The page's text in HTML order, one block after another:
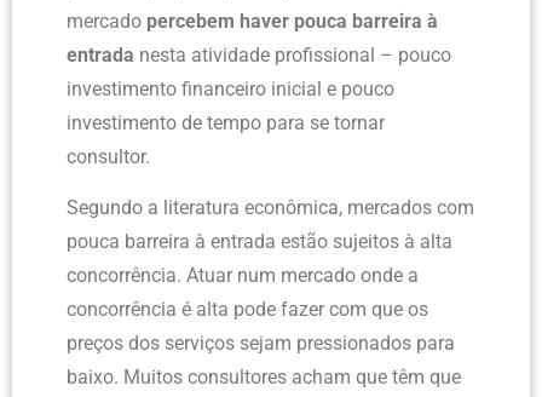
mercado percebem haver pouca barreira à
entrada nesta atividade profissional – pouco
investimento financeiro inicial e pouco
investimento de tempo para se tornar
consultor.
Segundo a literatura econômica, mercados com
pouca barreira à entrada estão sujeitos à alta
concorrência. Atuar num mercado onde a
concorrência é alta pode fazer com que os
preços dos serviços sejam pressionados para
baixo. Muitos consultores acham que têm que